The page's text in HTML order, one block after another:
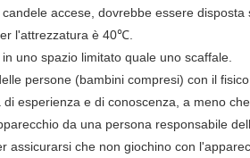
accese, dovrebbe essere disposta
l'attrezzatura è 40℃.
uno spazio limitato quale uno scaffale.
persone (bambini compresi) con il
esperienza e di conoscenza, a meno
da una persona responsabile
assicurarsi che non giochino con